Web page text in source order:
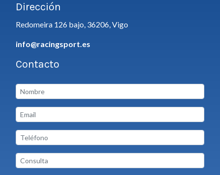
Dirección
Redomeira 126 bajo, 36206, Vigo
info@racingsport.es
Contacto